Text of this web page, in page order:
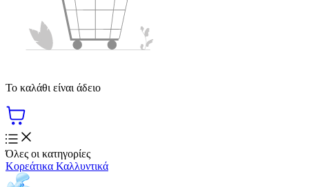
Το καλάθι είναι άδειο
Όλες οι κατηγορίες
Κορεάτικα Καλλυντικά